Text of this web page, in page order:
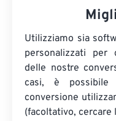
Utilizziamo sia
personalizzati per
delle nostre
casi, è possibile
conversione
(facoltativo, cercare